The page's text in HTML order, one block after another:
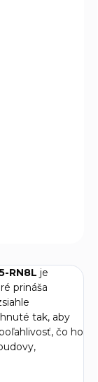
RN8L je
prináša
tak, aby
čo ho